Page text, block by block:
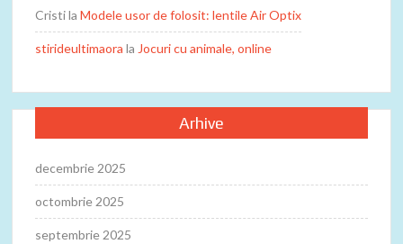
CristilaModele usor de folosit: lentile Air Optix
stirideultimaora la Jocuri cu animale, online
Arhive
decembrie 2025
octombrie 2025
septembrie 2025